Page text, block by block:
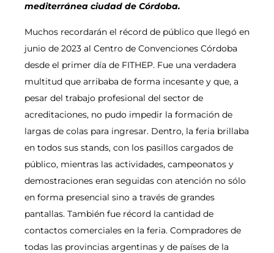
mediterránea ciudad de Córdoba.
Muchos recordarán el récord de público que llegó en
junio de 2023 al Centro de Convenciones Córdoba
desde el primer día de FITHEP. Fue una verdadera
multitud que arribaba de forma incesante y que, a
pesar del trabajo profesional del sector de
acreditaciones, no pudo impedir la formación de
largas de colas para ingresar. Dentro, la feria brillaba
en todos sus stands, con los pasillos cargados de
público, mientras las actividades, campeonatos y
demostraciones eran seguidas con atención no sólo
en forma presencial sino a través de grandes
pantallas. También fue récord la cantidad de
contactos comerciales en la feria. Compradores de
todas las provincias argentinas y de países de la